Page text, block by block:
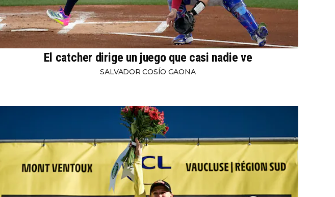
El catcher dirige un juego que casi nadie ve
SALVADOR COSÍO GAONA